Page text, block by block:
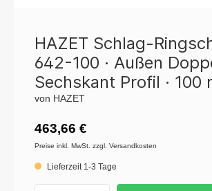
HAZET Schlag-
642-100 · Außen
Sechskant Profil · 100
von HAZET
463,66 €
Preise inkl. MwSt. zzgl. Versandkosten
Lieferzeit 1-3 Tage